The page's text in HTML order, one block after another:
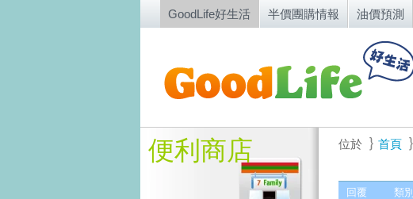
GoodLife好生活 半價團購情報 油價預測
便利商店 位於 首頁
回覆
類別